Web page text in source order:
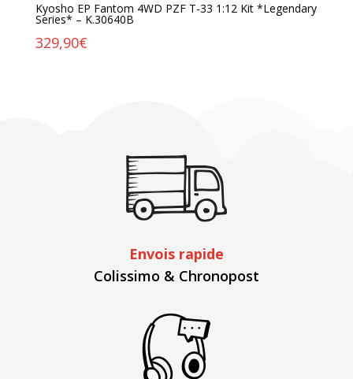
Kyosho EP Fantom 4WD PZF T-33 1:12 Kit *Legendary
Series* – K.30640B
329,90€
Envois rapide
Colissimo & Chronopost